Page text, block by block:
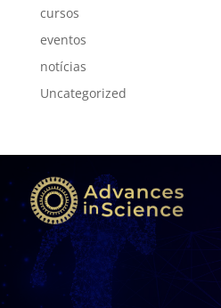
cursos
eventos
notícias
Uncategorized